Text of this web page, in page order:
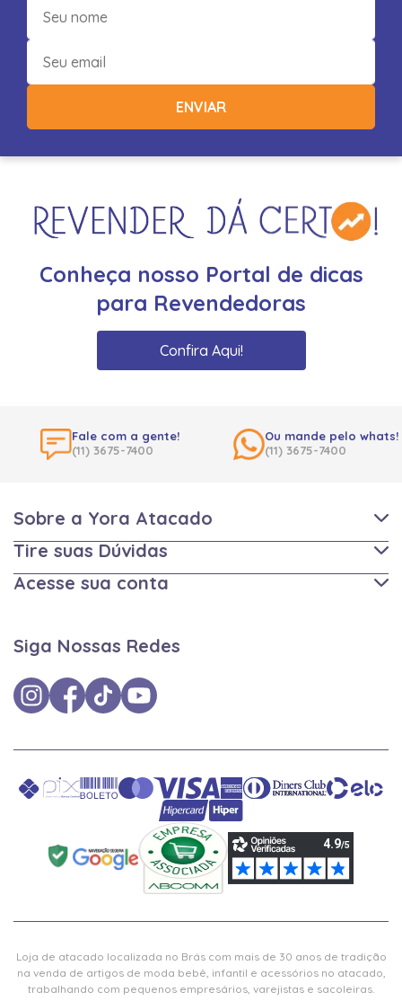
ENVIAR
Conheça nosso Portal de dicas
para Revendedoras
Confira Aqui!
Fale com a gente!
(11) 3675-7400
Ou mande pelo whats!
(11) 3675-7400
Sobre a Yora Atacado
Tire suas Dúvidas
Acesse sua conta
Siga Nossas Redes
Loja de atacado localizada no Brás com mais de 30 anos de tradição
na venda de artigos de moda bebê, infantil e acessórios no atacado,
trabalhando com pequenos empresários, varejistas e sacoleiras.